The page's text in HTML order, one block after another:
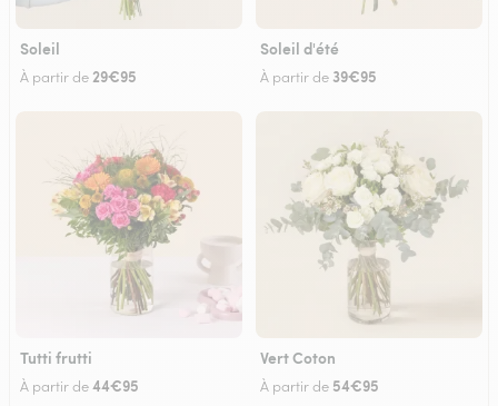
Soleil
À partir de 29€95
Soleil d'été
À partir de 39€95
Tutti frutti
À partir de44€95
Vert Coton
À partir de 54€95